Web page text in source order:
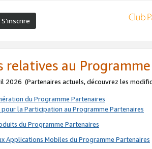
S’inscrire
relatives au
2026 (Partenaires actuels, découvrez les
du Programme Partenaires
pour la Participation au Programme Partenaires
du Programme Partenaires
Applications Mobiles du Programme Partenaires